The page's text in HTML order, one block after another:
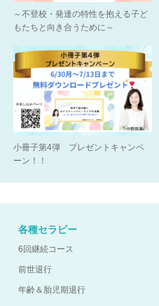
～不登校・発達の特性を抱える子ど
もたちと向き合うために～
小冊子第4弾 プレゼントキャンペ
ーン！！
各種セラピー
6回継続コース
前世退行
年齢＆胎児期退行